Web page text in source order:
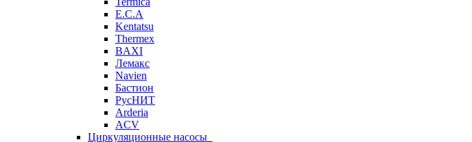
E.C.A
Kentatsu
Thermex
BAXI
Лемакс
Navien
Бастион
РусНИТ
Arderia
ACV
Циркуляционные насосы